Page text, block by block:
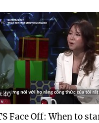
Face Off: When to